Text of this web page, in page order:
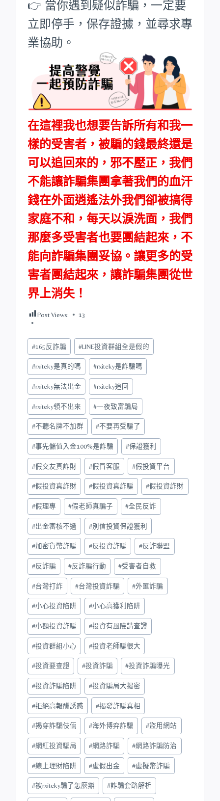
👉 當你遇到疑似詐騙，一定要
立即停手，保存證據，並尋求專
業協助。
在這裡我也想要告訴所有和我一
樣的受害者，被騙的錢最終還是
可以追回來的，邪不壓正，我們
不能讓詐騙集團拿著我們的血汗
錢在外面逍遙法外我們卻被搞得
家庭不和，每天以淚洗面，我們
那麼多受害者也要團結起來，不
能向詐騙集團妥協。讓更多的受
害者團結起來，讓詐騙集團從世
界上消失！
Post Views: 13
Post
Tags:
#165反詐騙 #LINE投資群組全是假的
#rxiteky是真的嗎 #rxiteky是詐騙嗎
#rxiteky無法出金 #rxiteky追回
#rxiteky領不出來 #一夜致富騙局
#不聽名牌不加群 #不要再受騙了
#事先儲值入金100%是詐騙 #保證獲利
#假交友真詐財 #假冒客服 #假投資平台
#假投資真詐財 #假投資真詐騙 #假投資詐財
#假理專 #假老師真騙子 #全民反詐
#出金審核不過 #別信投資保證獲利
#加密貨幣詐騙 #反投資詐騙 #反詐聯盟
#反詐騙 #反詐騙行動 #受害者自救
#台灣打詐 #台灣投資詐騙 #外匯詐騙
#小心投資陷阱 #小心高獲利陷阱
#小額投資詐騙 #投資有風險請查證
#投資群組小心 #投資老師騙很大
#投資要查證 #投資詐騙 #投資詐騙曝光
#投資詐騙陷阱 #投資騙局大揭密
#拒絕高報酬誘惑 #揭發詐騙真相
#揭穿詐騙伎倆 #海外博弈詐騙 #盜用網站
#網紅投資騙局 #網路詐騙 #網路詐騙防治
#線上理財陷阱 #虛假出金 #虛擬幣詐騙
#被rxiteky騙了怎麼辦 #詐騙套路解析